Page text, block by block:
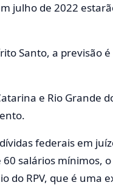
julho de 2022
Santo, a previsão
e Rio Grande
federais em
salários mínimos,
do RPV, que é uma